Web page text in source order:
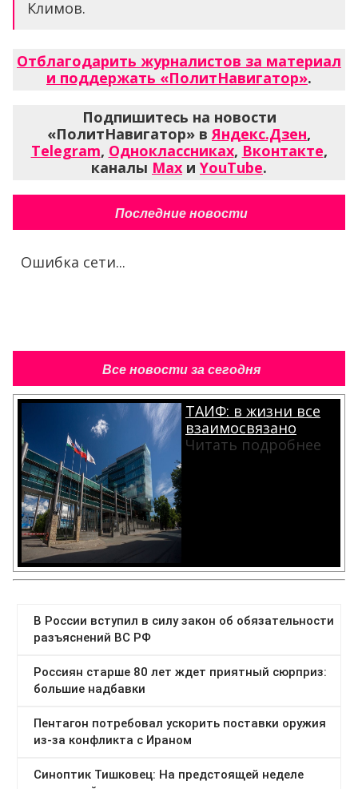
Климов.
Отблагодарить журналистов за материал
и поддержать «ПолитНавигатор».
Подпишитесь на новости
«ПолитНавигатор» в Яндекс.Дзен,
Telegram, Одноклассниках, Вконтакте,
каналы Max и YouTube.
Последние новости
Ошибка сети...
Все новости за сегодня
ТАИФ: в жизни все
взаимосвязано
Читать подробнее